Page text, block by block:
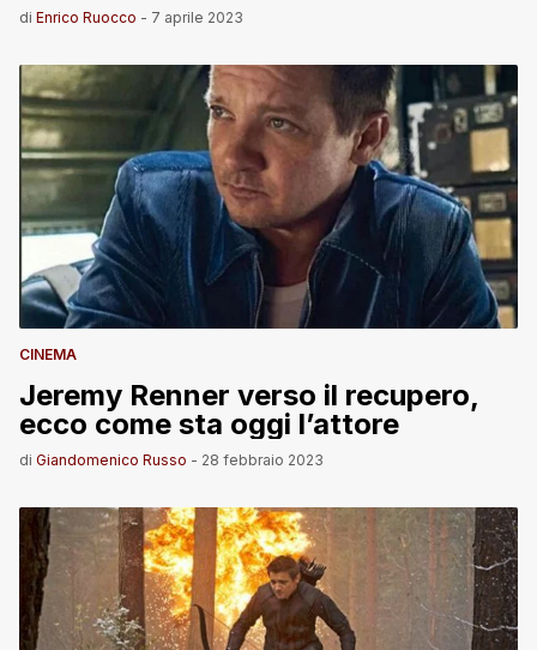
di Enrico Ruocco - 7 aprile 2023
CINEMA
Jeremy Renner verso il recupero,
ecco come sta oggi l’attore
di Giandomenico Russo - 28 febbraio 2023